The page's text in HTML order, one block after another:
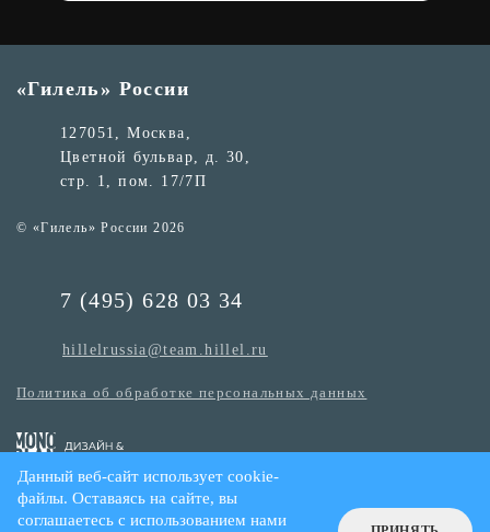
«Гилель» России
127051, Москва,
Цветной бульвар, д. 30,
стр. 1, пом. 17/7П
© «Гилель» России 2026
7 (495) 628 03 34
hillelrussia@team.hillel.ru
Политика об обработке персональных данных
Данный веб-сайт использует cookie-
файлы. Оставаясь на сайте, вы
соглашаетесь с использованием нами